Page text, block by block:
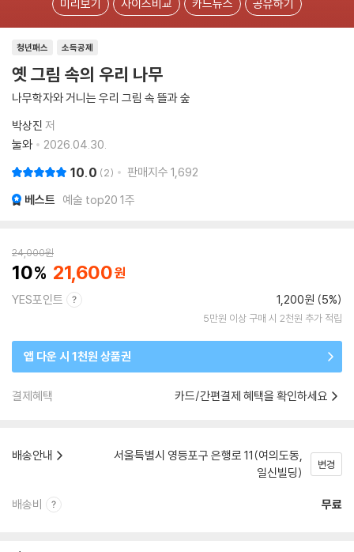
미리보기 사이즈비교 카드뉴스 공유하기
소득공제
청년패스
옛 그림 속의 우리 나무
나무학자와 거니는 우리 그림 속 뜰과 숲
박상진 저
눌와
2026.04.30.
10.0 2 판매지수 1,692
베스트 예술 top20 1주
24,000원
10 21,600
YES포인트 1,200원 (5%)
5만원 이상 구매 시 2천원 추가 적립
앱 다운 시 1천원 상품권
결제혜택 카드/간편결제 혜택을 확인하세요
배송안내
서울특별시 영등포구 은행로 11(여의도동,
일신빌딩)
변경
배송비 무료